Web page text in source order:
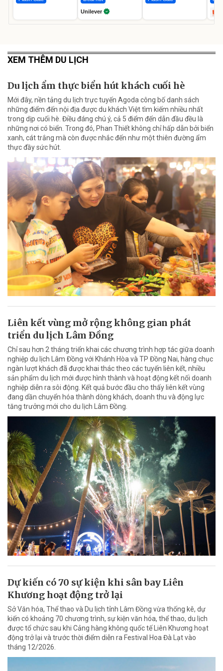
Unilever
XEM THÊM DU LỊCH
Du lịch ẩm thực biển hút khách cuối hè
Mới đây, nền tảng du lịch trực tuyến Agoda công bố danh sách
những điểm đến nội địa được du khách Việt tìm kiếm nhiều nhất
trong dịp cuối hè. Điều đáng chú ý, cả 5 điểm đến dẫn đầu đều là
những nơi có biển. Trong đó, Phan Thiết không chỉ hấp dẫn bởi biển
xanh, cát trắng mà còn được nhắc đến như một thiên đường ẩm
thực đầy sức hút.
Liên kết vùng mở rộng không gian phát
triển du lịch Lâm Đồng
Chỉ sau hơn 2 tháng triển khai các chương trình hợp tác giữa doanh
nghiệp du lịch Lâm Đồng với Khánh Hòa và TP Đồng Nai, hàng chục
ngàn lượt khách đã được khai thác theo các tuyến liên kết, nhiều
sản phẩm du lịch mới được hình thành và hoạt động kết nối doanh
nghiệp diễn ra sôi động. Kết quả bước đầu cho thấy liên kết vùng
đang dần chuyển hóa thành dòng khách, doanh thu và động lực
tăng trưởng mới cho du lịch Lâm Đồng.
Dự kiến có 70 sự kiện khi sân bay Liên
Khương hoạt động trở lại
Sở Văn hóa, Thể thao và Du lịch tỉnh Lâm Đồng vừa thống kê, dự
kiến có khoảng 70 chương trình, sự kiện văn hóa, thể thao, du lịch
được tổ chức sau khi Cảng hàng không quốc tế Liên Khương hoạt
động trở lại và trước thời điểm diễn ra Festival Hoa Đà Lạt vào
tháng 12/2026.